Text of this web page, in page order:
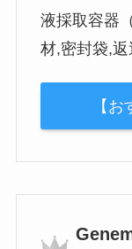
液採取容器
材,密封袋,
【